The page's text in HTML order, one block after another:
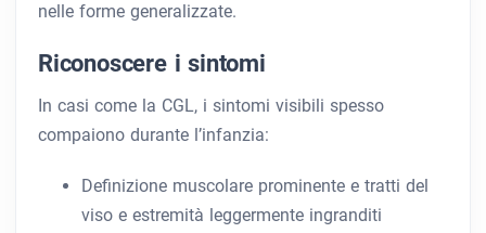
nelle forme generalizzate.
Riconoscere i sintomi
In casi come la CGL, i sintomi visibili spesso
compaiono durante l’infanzia:
Definizione muscolare prominente e tratti del
viso e estremità leggermente ingranditi